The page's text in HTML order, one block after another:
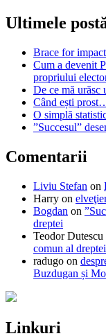
Ultimele
Brace for
Cum a devenit
propriului
De ce mă urăsc
Când ești
O simplă
”Succesul”
Comentarii
Liviu Stefan on
Harry on
Bogdan on
dreptei
Teodor Dutescu
comun al dreptei
radugo on
Buzdugan și
Linkuri